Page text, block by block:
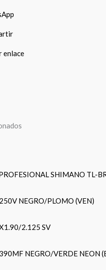
enlace
SHIMANO TL-
NEGRO/PLOMO (VEN)
2.125 SV
NEGRO/VERDE NEON